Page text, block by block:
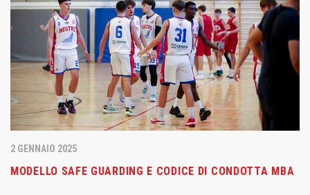
2 GENNAIO 2025
MODELLO SAFE GUARDING E CODICE DI CONDOTTA MBA